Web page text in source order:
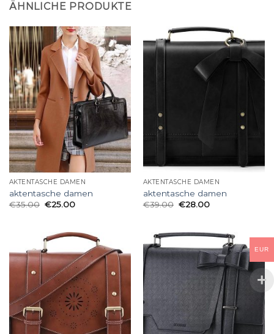
ÄHNLICHE PRODUKTE
AKTENTASCHE DAMEN
aktentasche damen
€35.00 €25.00
AKTENTASCHE DAMEN
aktentasche damen
€39.00 €28.00
EUR